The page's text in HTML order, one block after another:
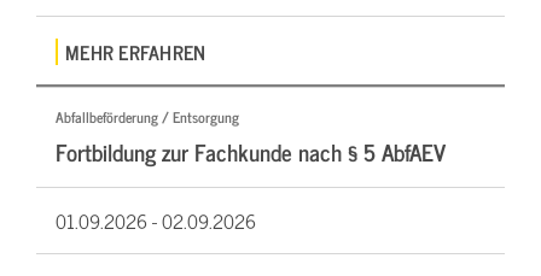
MEHR ERFAHREN
Abfallbeförderung / Entsorgung
Fortbildung zur Fachkunde nach § 5 AbfAEV
01.09.2026 -02.09.2026